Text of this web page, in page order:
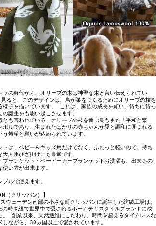
ャの時代から、オリーブの木は神聖な木と言い伝えられてい
ると、このデザインは、鳥が巣をつくるためにオリーブの枝を
様子を描いています。 これは、家族の成長を願い、待ちに待っ
の誕生をも思い起こさせます。
とも言われている、オリーブの枝を運ぶ鳥もまた「平和と繁
ボルであり、生まれたばかりの赤ちゃんが愛と調和に囲まれる
う希望と願いが込められています。
トは、ベビー＆キッズ用だけでなく、ふわっと軽いので、持ち
大人用ひざ掛けにも最適です。
ブランケット・ベービーカーブランケットお洗濯も、出来るの
使い方が出来ます。
ルで使えます。
（クリッパン）】
ウェーデン南部の小さな町クリッパンに誕生した紡績工場は、
の時を経て世界中で愛されるホームテキスタイルブランドに成
。 創業以来、天然繊維にこだわり、時間を超えるタイムレスな
しながら、30ヵ国以上で愛されています。